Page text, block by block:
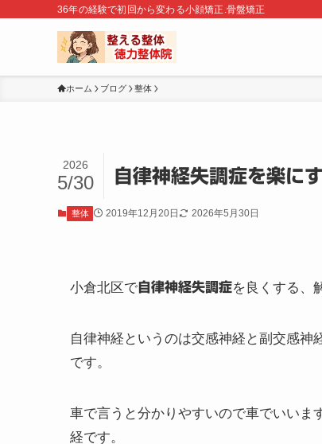
36年の経験で初回から変わる小顔矯正.骨盤矯正
ホーム ブログ 整体
自律神経失調症を楽に
2026
5/30
整体 2019年12月20日 2026年5月30日
小倉北区で自律神経失調症を良くする、
自律神経というのは交感神経と副交感神
です。
車で言うと分かりやすいので車でいいま
経です。